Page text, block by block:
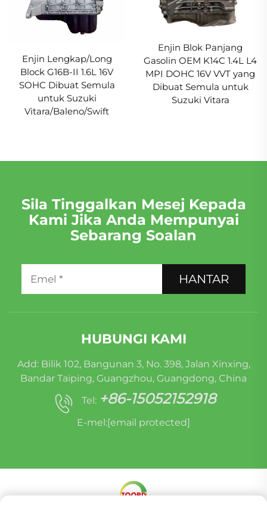
Enjin Lengkap/Long
Block G16B-II 1.6L 16V
SOHC Dibuat Semula
untuk Suzuki
Vitara/Baleno/Swift
Enjin Blok Panjang
Gasolin OEM K14C 1.4L L4
MPI DOHC 16V VVT yang
Dibuat Semula untuk
Suzuki Vitara
Sila Tinggalkan Mesej Kepada
Kami Jika Anda Mempunyai
Sebarang Soalan
HANTAR
HUBUNGI KAMI
Add: Bilik 102, Bangunan 3, No. 398, Jalan Xinxing,
Bandar Taiping, Guangzhou, Guangdong, China
Tel: +86-15052152918
E-mel:[email protected]